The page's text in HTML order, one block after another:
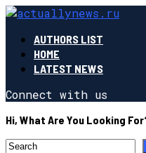
AUTHORS LIST
HOME
LATEST NEWS
Connect with us
Hi, What Are You Looking